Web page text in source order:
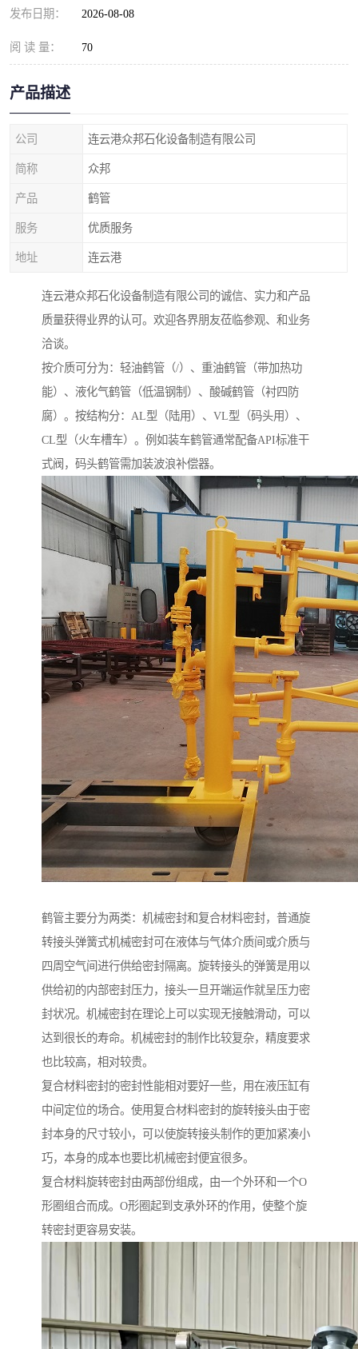
发布日期： 2026-08-08
阅 读 量： 70
产品描述
公司 连云港众邦石化设备制造有限公司
简称 众邦
产品 鹤管
服务 优质服务
地址 连云港
连云港众邦石化设备制造有限公司的诚信、实力和产品
质量获得业界的认可。欢迎各界朋友莅临参观、和业务
洽谈。
按介质可分为：轻油鹤管（/）、重油鹤管（带加热功
能）、液化气鹤管（低温钢制）、酸碱鹤管（衬四防
腐）。按结构分：AL型（陆用）、VL型（码头用）、
CL型（火车槽车）。例如装车鹤管通常配备API标准干
式阀，码头鹤管需加装波浪补偿器。
鹤管主要分为两类：机械密封和复合材料密封，普通旋
转接头弹簧式机械密封可在液体与气体介质间或介质与
四周空气间进行供给密封隔离。旋转接头的弹簧是用以
供给初的内部密封压力，接头一旦开端运作就呈压力密
封状况。机械密封在理论上可以实现无接触滑动，可以
达到很长的寿命。机械密封的制作比较复杂，精度要求
也比较高，相对较贵。
复合材料密封的密封性能相对要好一些，用在液压缸有
中间定位的场合。使用复合材料密封的旋转接头由于密
封本身的尺寸较小，可以使旋转接头制作的更加紧凑小
巧，本身的成本也要比机械密封便宜很多。
复合材料旋转密封由两部份组成，由一个外环和一个O
形圈组合而成。O形圈起到支承外环的作用，使整个旋
转密封更容易安装。